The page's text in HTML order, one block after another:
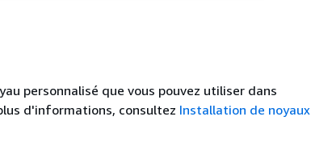
personnalisé que vous pouvez utiliser dans
d'informations, consultez Installation de noyaux